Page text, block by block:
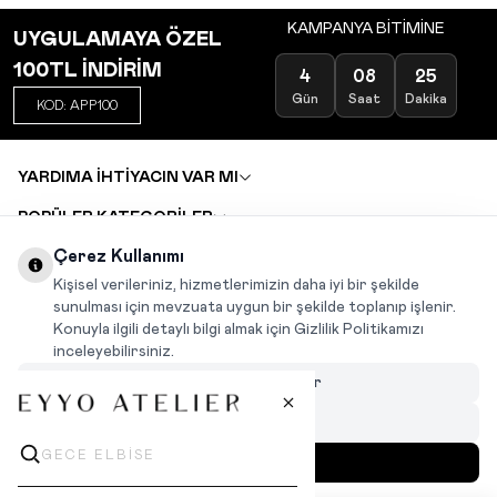
UYGULAMAYA ÖZEL
100TL İNDİRİM
KOD: APP100
KAMPANYA BİTİMİNE
4
Gün
08
Saat
25
Dakika
YARDIMA İHTİYACIN VAR MI
POPÜLER KATEGORİLER
DEĞİŞİM VE İADE TALEBİ
KARIYER
INSTAGRAM
Çerez Kullanımı
Kişisel verileriniz, hizmetlerimizin daha iyi bir şekilde
sunulması için mevzuata uygun bir şekilde toplanıp işlenir.
Konuyla ilgili detaylı bilgi almak için Gizlilik Politikamızı
inceleyebilirsiniz.
Çerezleri Özelleştir